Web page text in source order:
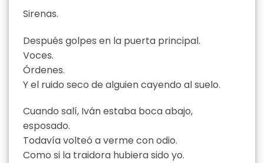
Sirenas.
Después golpes en la puerta principal.
Voces.
Órdenes.
Y el ruido seco de alguien cayendo al suelo.
Cuando salí, Iván estaba boca abajo,
esposado.
Todavía volteó a verme con odio.
Como si la traidora hubiera sido yo.